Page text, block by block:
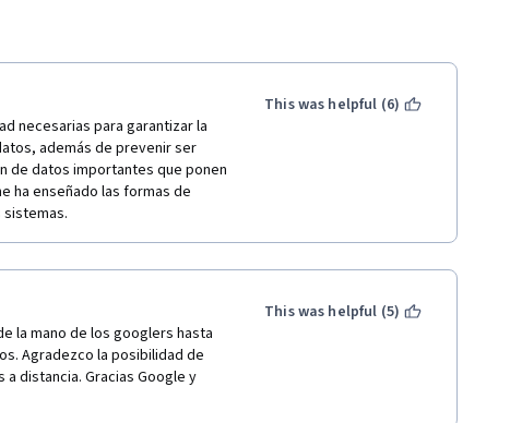
necesarias para garantizar la
además de prevenir ser
de datos importantes que ponen
ha enseñado las formas de
This was helpful (6)
la mano de los googlers hasta
Agradezco la posibilidad de
distancia. Gracias Google y
This was helpful (5)